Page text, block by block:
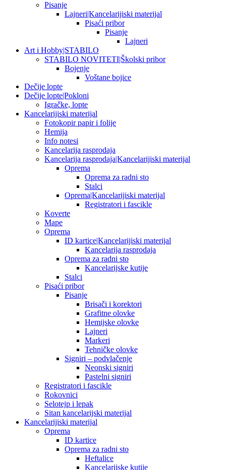
Pisanje
Lajneri|Kancelarijiski materijal
Pisaći pribor
Pisanje
Lajneri
Art i Hobby|STABILO
STABILO NOVITETI|Školski pribor
Bojenje
Voštane bojice
Dečije lopte
Dečije lopte|Pokloni
Igračke, lopte
Kancelarijiski materijal
Fotokopir papir i folije
Hemija
Info notesi
Kancelarija rasprodaja
Kancelarija rasprodaja|Kancelarijiski materijal
Oprema
Oprema za radni sto
Stalci
Oprema|Kancelarijiski materijal
Registratori i fascikle
Koverte
Mape
Oprema
ID kartice|Kancelarijiski materijal
Kancelarija rasprodaja
Oprema za radni sto
Kancelarijske kutije
Stalci
Pisaći pribor
Pisanje
Brisači i korektori
Grafitne olovke
Hemijske olovke
Lajneri
Markeri
Tehničke olovke
Signiri – podvlačenje
Neonski signiri
Pastelni signiri
Registratori i fascikle
Rokovnici
Selotejp i lepak
Sitan kancelarijski materijal
Kancelarijiski materijal
Oprema
ID kartice
Oprema za radni sto
Heftalice
Kancelarijske kutije